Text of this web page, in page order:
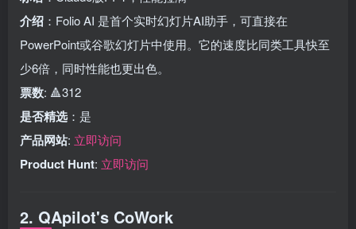
介绍 ：Folio AI 是首个实时幻灯片AI助手，可直接在
PowerPoint或谷歌幻灯片中使用。它的速度比同类工具快至
少6倍，同时性能也更出色。
票数: 🔺312
是否精选 ：是
产品网站: 立即访问
Product Hunt: 立即访问
2. QApilot's CoWork